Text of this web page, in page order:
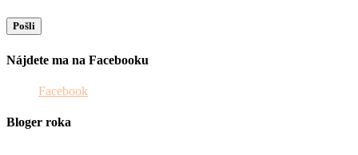
Nájdete ma na Facebooku
Facebook
Bloger roka